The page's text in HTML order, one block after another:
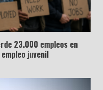
23.000 empleos en
juvenil